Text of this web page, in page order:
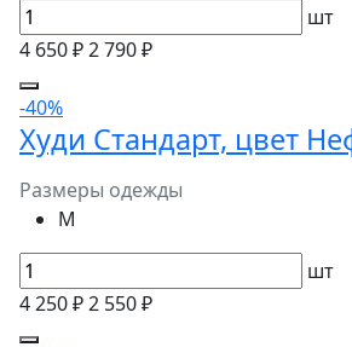
шт
4 650 ₽2 790 ₽
-40%
Худи Стандарт, цвет
Размеры одежды
M
шт
4 250 ₽2 550 ₽